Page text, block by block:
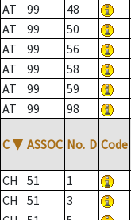
AT
99 48
AT
99 50
AT
99 56
AT
99 58
AT
99 59
AT
99 98
C ▼ ASSOC No. D Code
CH 51 1
CH
51 3